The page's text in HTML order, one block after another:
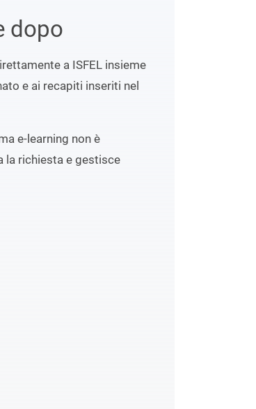
dopo
a ISFEL insieme
e ai recapiti inseriti nel
e-learning non è
la richiesta e gestisce